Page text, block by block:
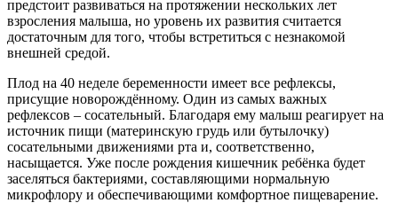
предстоит развиваться на протяжении нескольких лет
взросления малыша, но уровень их развития считается
достаточным для того, чтобы встретиться с незнакомой
внешней средой.
Плод на 40 неделе беременности имеет все рефлексы,
присущие новорождённому. Один из самых важных
рефлексов – сосательный. Благодаря ему малыш реагирует на
источник пищи (материнскую грудь или бутылочку)
сосательными движениями рта и, соответственно,
насыщается. Уже после рождения кишечник ребёнка будет
заселяться бактериями, составляющими нормальную
микрофлору и обеспечивающими комфортное пищеварение.